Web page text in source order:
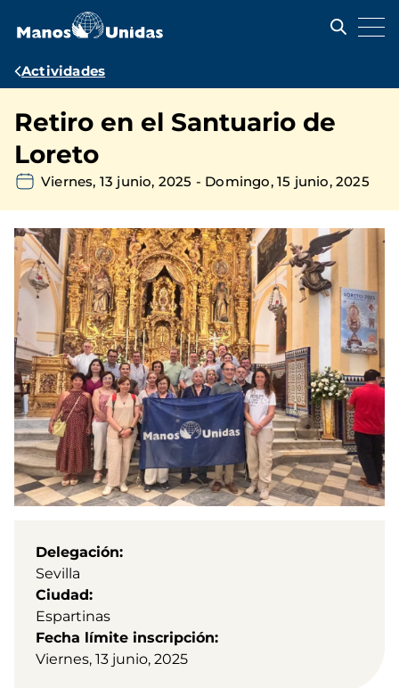
contenido
Ruta
navegación
Actividades
Retiro en el Santuario de
Loreto
Viernes, 13 junio, 2025 - Domingo, 15 junio, 2025
Delegación
Sevilla
Ciudad
Espartinas
Fecha límite inscripción
Viernes, 13 junio, 2025